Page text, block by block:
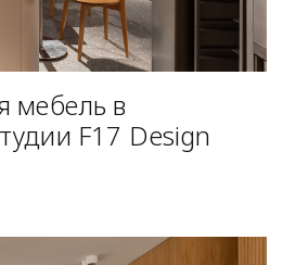
мебель в
F17 Design